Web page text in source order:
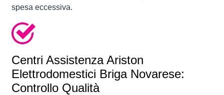
spesa eccessiva.
Centri Assistenza Ariston
Elettrodomestici Briga Novarese:
Controllo Qualità